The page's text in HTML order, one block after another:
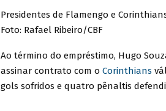
Presidentes de Flamengo e
Foto: Rafael Ribeiro/CBF
Ao término do empréstimo, Hugo
assinar contrato com o Corinthians
gols sofridos e quatro pênaltis